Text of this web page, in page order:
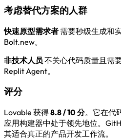
考虑替代方案的人群
快速原型需求者 需要秒级生成和
Bolt.new。
非技术人员 不关心代码质量且需
Replit Agent。
评分
Lovable 获得8.8 / 10 分。它在代
应用构建器中处于领先地位。
其适合真正的产品开发工作流。